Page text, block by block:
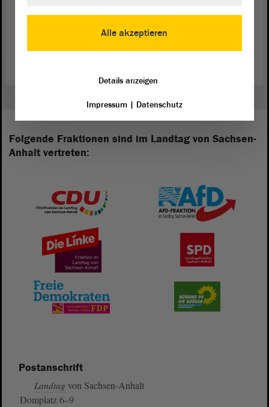
Dokumentation zur „Meile der Demokratie“ (PDF)
Folgende Fraktionen sind im Landtag von Sachsen-
Anhalt vertreten:
Postanschrift
Landtag von Sachsen-Anhalt
Domplatz 6–9
Alle akzeptieren
Details anzeigen
Impressum| Datenschutz